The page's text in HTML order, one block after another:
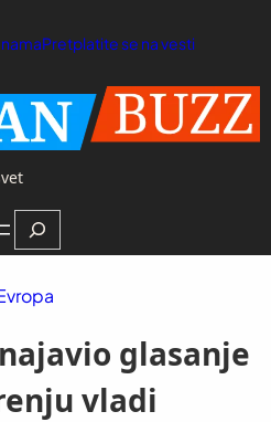
Pretplatite se na vesti
Search
glasanje
vladi